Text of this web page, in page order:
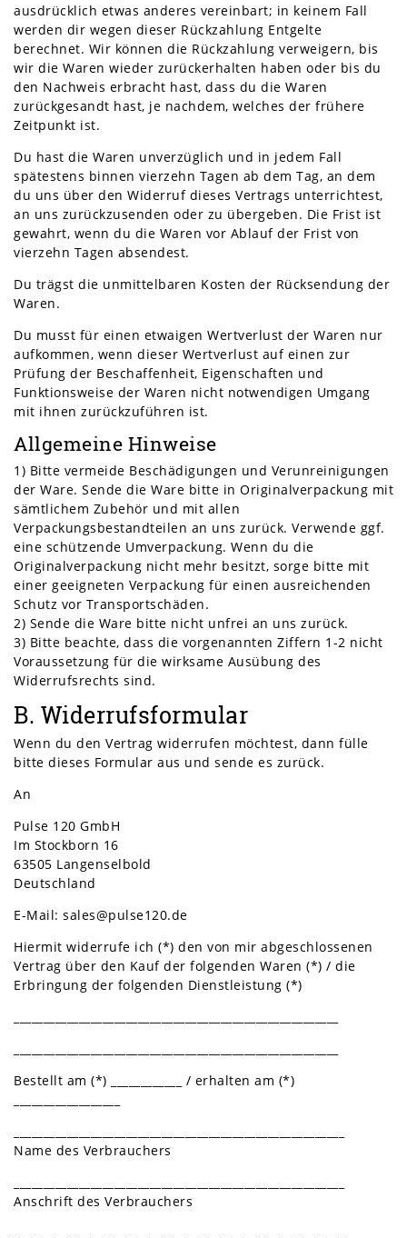
ausdrücklich etwas anderes vereinbart; in keinem Fall
werden dir wegen dieser Rückzahlung Entgelte
berechnet. Wir können die Rückzahlung verweigern, bis
wir die Waren wieder zurückerhalten haben oder bis du
den Nachweis erbracht hast, dass du die Waren
zurückgesandt hast, je nachdem, welches der frühere
Zeitpunkt ist.
Du hast die Waren unverzüglich und in jedem Fall
spätestens binnen vierzehn Tagen ab dem Tag, an dem
du uns über den Widerruf dieses Vertrags unterrichtest,
an uns zurückzusenden oder zu übergeben. Die Frist ist
gewahrt, wenn du die Waren vor Ablauf der Frist von
vierzehn Tagen absendest.
Du trägst die unmittelbaren Kosten der Rücksendung der
Waren.
Du musst für einen etwaigen Wertverlust der Waren nur
aufkommen, wenn dieser Wertverlust auf einen zur
Prüfung der Beschaffenheit, Eigenschaften und
Funktionsweise der Waren nicht notwendigen Umgang
mit ihnen zurückzuführen ist.
Allgemeine Hinweise
1) Bitte vermeide Beschädigungen und Verunreinigungen
der Ware. Sende die Ware bitte in Originalverpackung mit
sämtlichem Zubehör und mit allen
Verpackungsbestandteilen an uns zurück. Verwende ggf.
eine schützende Umverpackung. Wenn du die
Originalverpackung nicht mehr besitzt, sorge bitte mit
einer geeigneten Verpackung für einen ausreichenden
Schutz vor Transportschäden.
2) Sende die Ware bitte nicht unfrei an uns zurück.
3) Bitte beachte, dass die vorgenannten Ziffern 1-2 nicht
Voraussetzung für die wirksame Ausübung des
Widerrufsrechts sind.
B. Widerrufsformular
Wenn du den Vertrag widerrufen möchtest, dann fülle
bitte dieses Formular aus und sende es zurück.
An
Pulse 120 GmbH
Im Stockborn 16
63505 Langenselbold
Deutschland
E-Mail: sales@pulse120.de
Hiermit widerrufe ich (*) den von mir abgeschlossenen
Vertrag über den Kauf der folgenden Waren (*) / die
Erbringung der folgenden Dienstleistung (*)
Bestellt am (*) ____________ / erhalten am (*)
Name des Verbrauchers
Anschrift des Verbrauchers